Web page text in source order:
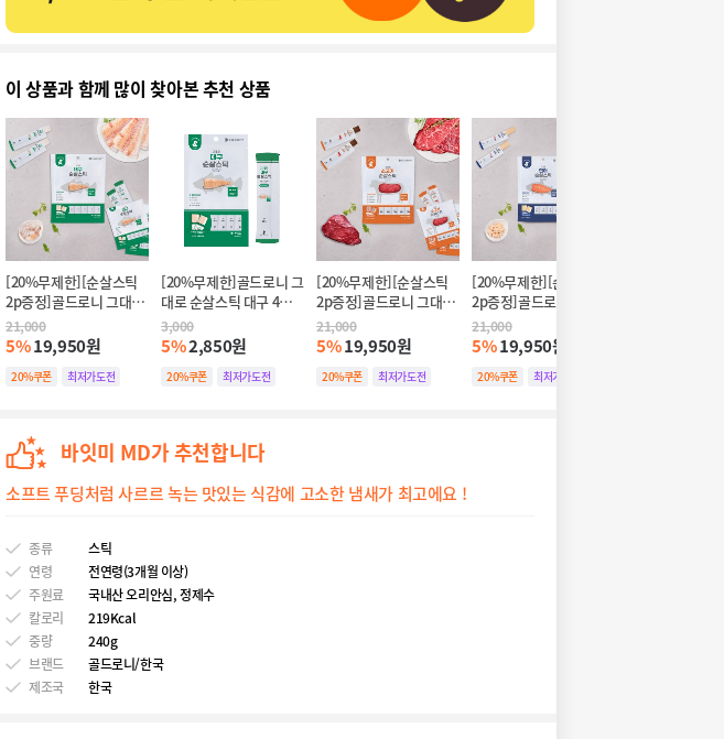
이 상품과 함께 많이 찾아본 추천 상품
[20%무제한][순살스틱
2p증정]골드로니 그대로
순살스틱 대구 30입개_강
아지고양이 츄르
21,000
5%19,950원
20%쿠폰 최저가도전
[20%무제한]골드로니 그
대로 순살스틱 대구 4개
입_강아지고양이 츄르
3,000
5%2,850원
20%쿠폰 최저가도전
[20%무제한][순살스틱
2p증정]골드로니 그대로
순살스틱 소고기 30입개_
강아지고양이 츄르
21,000
5%19,950원
20%쿠폰 최저가도전
[20%무제한][순살스틱
2p증정]골드로니 그대로
순살스틱 연어 30입개_강
아지고양이 츄르
21,000
5%19,950원
20%쿠폰 최저가도전
바잇미 MD가 추천합니다
소프트 푸딩처럼 사르르 녹는 맛있는 식감에 고소한 냄새가 최고에요 !
종류
스틱
연령
전연령(3개월 이상)
주원료
국내산 오리안심, 정제수
칼로리
219Kcal
중량
240g
브랜드
골드로니/한국
제조국
한국